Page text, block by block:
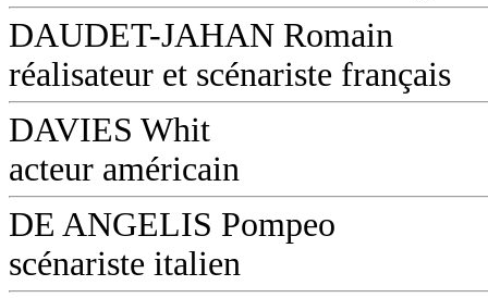
DAUDET-JAHAN Romain
réalisateur et scénariste français
DAVIES Whit
acteur américain
DE ANGELIS Pompeo
scénariste italien